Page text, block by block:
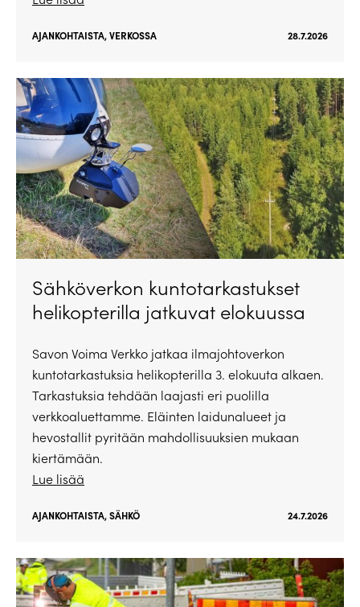
AJANKOHTAISTA,VERKOSSA 28.7.2026
Sähköverkon kuntotarkastukset
helikopterilla jatkuvat elokuussa
Savon Voima Verkko jatkaa ilmajohtoverkon
kuntotarkastuksia helikopterilla 3. elokuuta alkaen.
Tarkastuksia tehdään laajasti eri puolilla
verkkoaluettamme. Eläinten laidunalueet ja
hevostallit pyritään mahdollisuuksien mukaan
kiertämään.
Lue lisää
AJANKOHTAISTA,SÄHKÖ 24.7.2026